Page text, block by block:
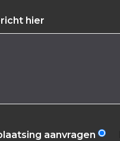
hier
aanvragen